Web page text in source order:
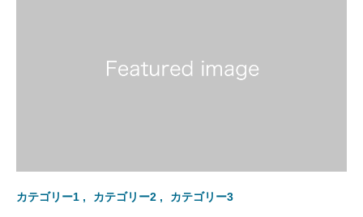
カテゴリー1 カテゴリー2 カテゴリー3